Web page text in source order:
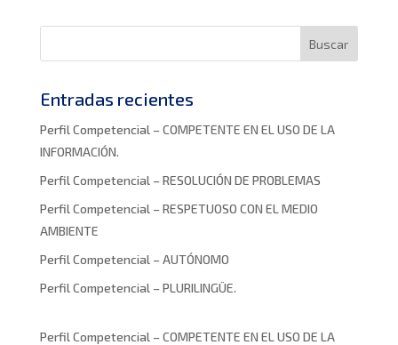
Entradas recientes
Perfil Competencial – COMPETENTE EN EL USO DE LA
INFORMACIÓN.
Perfil Competencial – RESOLUCIÓN DE PROBLEMAS
Perfil Competencial – RESPETUOSO CON EL MEDIO
AMBIENTE
Perfil Competencial – AUTÓNOMO
Perfil Competencial – PLURILINGÜE.
Perfil Competencial – COMPETENTE EN EL USO DE LA